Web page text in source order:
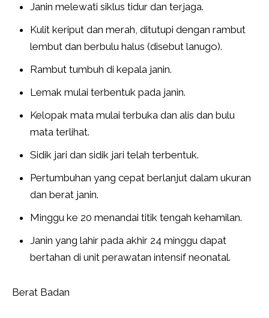
Janin melewati siklus tidur dan terjaga.
Kulit keriput dan merah, ditutupi dengan rambut
lembut dan berbulu halus (disebut lanugo).
Rambut tumbuh di kepala janin.
Lemak mulai terbentuk pada janin.
Kelopak mata mulai terbuka dan alis dan bulu
mata terlihat.
Sidik jari dan sidik jari telah terbentuk.
Pertumbuhan yang cepat berlanjut dalam ukuran
dan berat janin.
Minggu ke 20 menandai titik tengah kehamilan.
Janin yang lahir pada akhir 24 minggu dapat
bertahan di unit perawatan intensif neonatal.
Berat Badan